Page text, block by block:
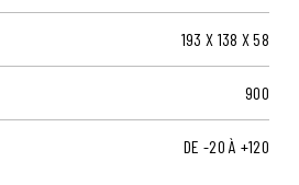
193 X 138 X 58
900
DE -20 À +120